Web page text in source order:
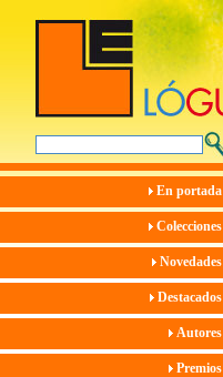
En portada
Colecciones
Novedades
Destacados
Autores
Premios